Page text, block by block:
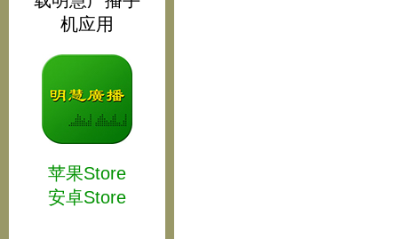
机应用
苹果Store
安卓Store